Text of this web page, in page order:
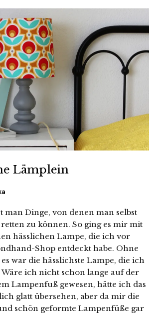
Lämplein
Dinge, von denen man selbst
zu können. So ging es mir mit
hässlichen Lampe, die ich vor
Shop entdeckt habe. Ohne
war die hässlichste Lampe, die ich
Wäre ich nicht schon lange auf der
Lampenfuß gewesen, hätte ich das
glatt übersehen, aber da mir die
schön geformte Lampenfüße gar